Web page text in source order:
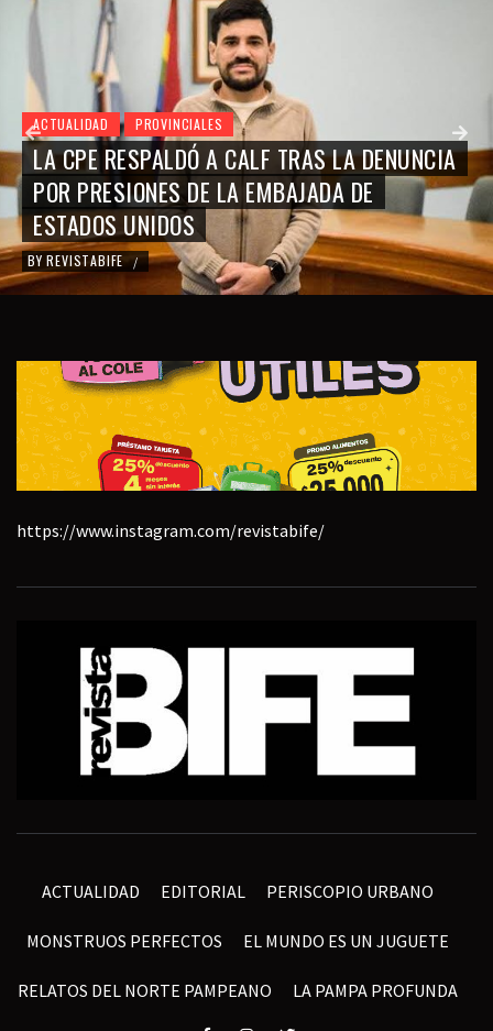
ACTUALIDAD PROVINCIALES
LA CPE RESPALDÓ A CALF TRAS LA DENUNCIA
POR PRESIONES DE LA EMBAJADA DE
ESTADOS UNIDOS
BY REVISTABIFE /
https://www.instagram.com/revistabife/
ACTUALIDAD EDITORIAL PERISCOPIO URBANO
MONSTRUOS PERFECTOS EL MUNDO ES UN JUGUETE
RELATOS DEL NORTE PAMPEANO LA PAMPA PROFUNDA